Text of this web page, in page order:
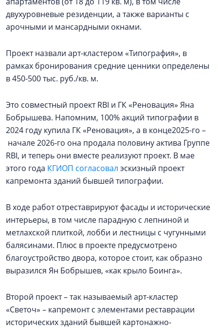
двухуровневые резиденции, а также варианты с
арочными и мансардными окнами.
Проект назвали арт-кластером «Типография», в
рамках бронирования средние ценники определены
в 450-500 тыс. руб./кв. м.
Это совместный проект RBI и ГК «Реновация» Яна
Бобрышева. Напомним, 100% акций типографии в
2024 году купила ГК «Реновация», а в конце2025-го –
начале 2026-го она продала половину актива Группе
RBI, и теперь они вместе реализуют проект. В мае
этого года КГИОП согласовал эскизный проект
капремонта зданий бывшей типографии.
В ходе работ отреставрируют фасады и исторические
интерьеры, в том числе парадную с лепниной и
метлахской плиткой, лобби и лестницы с чугунными
балясинами. Плюс в проекте предусмотрено
благоустройство двора, которое стоит, как образно
выразился Ян Бобрышев, «как крыло Боинга».
Второй проект – так называемый арт-кластер
«Светоч» – капремонт с элементами реставрации
исторических зданий бывшей картонажно-